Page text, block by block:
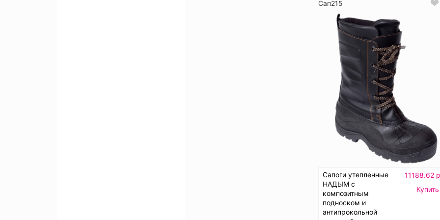
Сап215
Сапоги утепленные
НАДЫМ с
композитным
подноском и
антипрокольной
11188.62
Купить